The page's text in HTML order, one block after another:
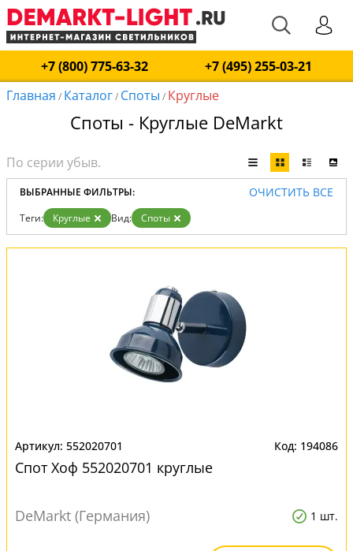
+7 (800) 775-63-32
+7 (495) 255-03-21
Главная / Каталог/ Споты / Круглые
Споты - Круглые DeMarkt
ВЫБРАННЫЕ ФИЛЬТРЫ: ОЧИСТИТЬ ВСЕ
Теги: Круглые Вид: Споты
552020701 194086
Спот Хоф 552020701 круглые
DeMarkt (Германия) 1 шт.